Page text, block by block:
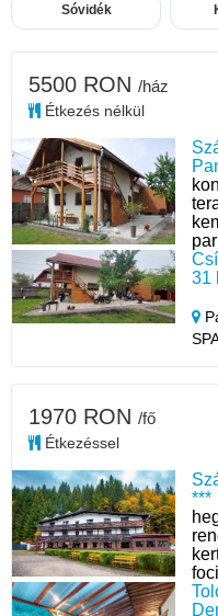
Sóvidék
31
5500 RON /ház
Étkezés nélkül
1970 RON /fő
Étkezéssel